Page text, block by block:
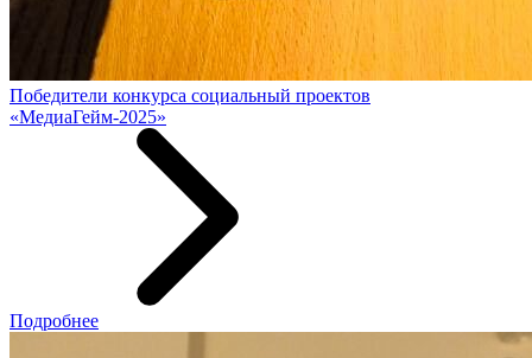
Победители конкурса социальный проектов
«МедиаГейм-2025»
Подробнее